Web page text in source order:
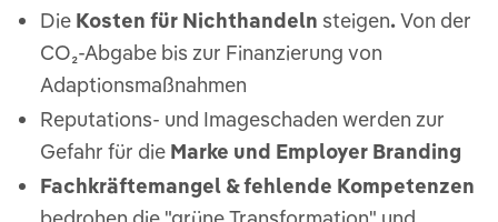
Die Kosten für Nichthandeln steigen.Von der
CO₂-Abgabe bis zur Finanzierung von
Adaptionsmaßnahmen ​
Reputations- und Imageschaden werden zur
Gefahr für die Marke und Employer Branding​
Fachkräftemangel & fehlende Kompetenzen